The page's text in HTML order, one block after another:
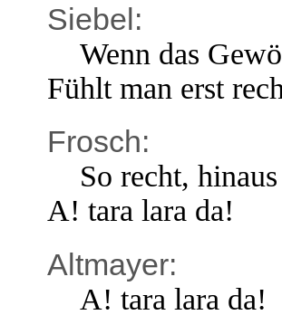
Siebel:
Wenn das
Fühlt man erst
Frosch:
So recht,
A! tara lara da!
Altmayer:
A! tara lara da!